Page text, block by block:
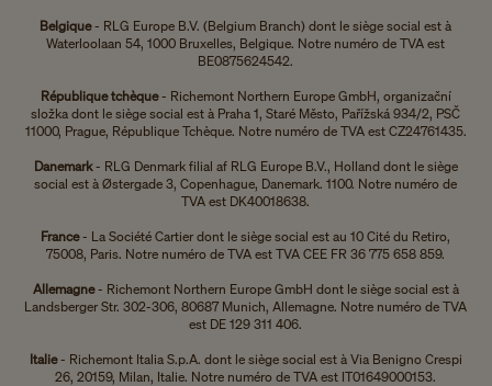
Belgique- RLG Europe B.V. (Belgium Branch) dont le siège social est à
Waterloolaan 54, 1000 Bruxelles, Belgique. Notre numéro de TVA est
BE0875624542.
République tchèque- Richemont Northern Europe GmbH, organizační
složka dont le siège social est à Praha 1, Staré Město, Pařížská 934/2, PSČ
11000, Prague, République Tchèque. Notre numéro de TVA est CZ24761435.
Danemark- RLG Denmark filial af RLG Europe B.V., Holland dont le siège
social est à Østergade 3, Copenhague, Danemark. 1100. Notre numéro de
TVA est DK40018638.
France- La Société Cartier dont le siège social est au 10 Cité du Retiro,
75008, Paris. Notre numéro de TVA est TVA CEE FR 36 775 658 859.
Allemagne- Richemont Northern Europe GmbH dont le siège social est à
Landsberger Str. 302-306, 80687 Munich, Allemagne. Notre numéro de TVA
est DE 129 311 406.
Italie- Richemont Italia S.p.A. dont le siège social est à Via Benigno Crespi
26, 20159, Milan, Italie. Notre numéro de TVA est IT01649000153.